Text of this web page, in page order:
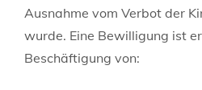
Ausnahme vom Verbot der
wurde. Eine Bewilligung ist
Beschäftigung von: